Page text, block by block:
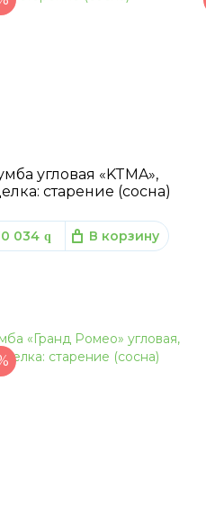
угловая «KTMA»,
старение (сосна)
034 q В корзину